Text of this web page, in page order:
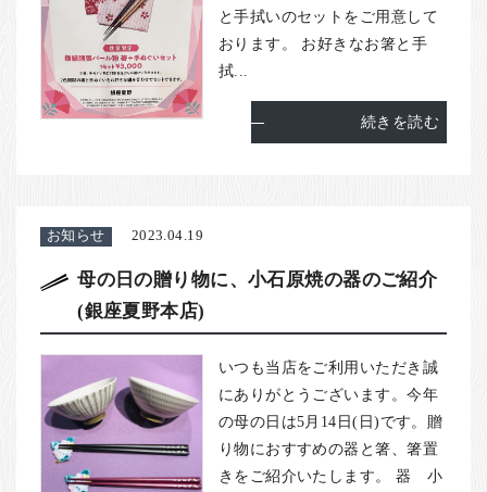
と手拭いのセットをご用意して
おります。 お好きなお箸と手
拭...
続きを読む
お知らせ 2023.04.19
母の日の贈り物に、小石原焼の器のご紹介
(銀座夏野本店)
いつも当店をご利用いただき誠
にありがとうございます。今年
の母の日は5月14日(日)です。贈
り物におすすめの器と箸、箸置
きをご紹介いたします。 器 小